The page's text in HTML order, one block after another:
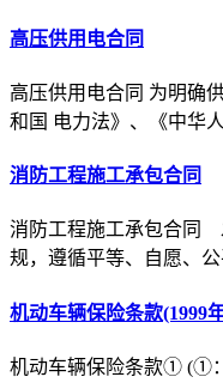
高压供用电合同
高压供用电合同 为明确
和国 电力法》、《中华
消防工程施工承包合同
消防工程施工承包合同
规，遵循平等、自愿、
机动车辆保险条款(1999
机动车辆保险条款① (①：